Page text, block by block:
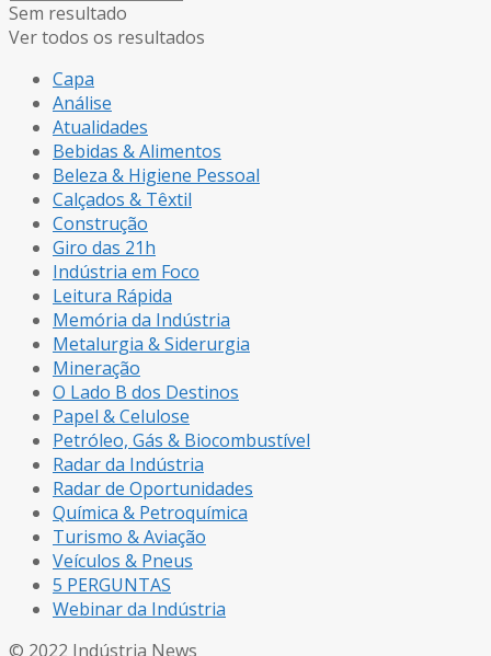
Sem resultado
Ver todos os resultados
Capa
Análise
Atualidades
Bebidas & Alimentos
Beleza & Higiene Pessoal
Calçados & Têxtil
Construção
Giro das 21h
Indústria em Foco
Leitura Rápida
Memória da Indústria
Metalurgia & Siderurgia
Mineração
O Lado B dos Destinos
Papel & Celulose
Petróleo, Gás & Biocombustível
Radar da Indústria
Radar de Oportunidades
Química & Petroquímica
Turismo & Aviação
Veículos & Pneus
5 PERGUNTAS
Webinar da Indústria
© 2022 Indústria News